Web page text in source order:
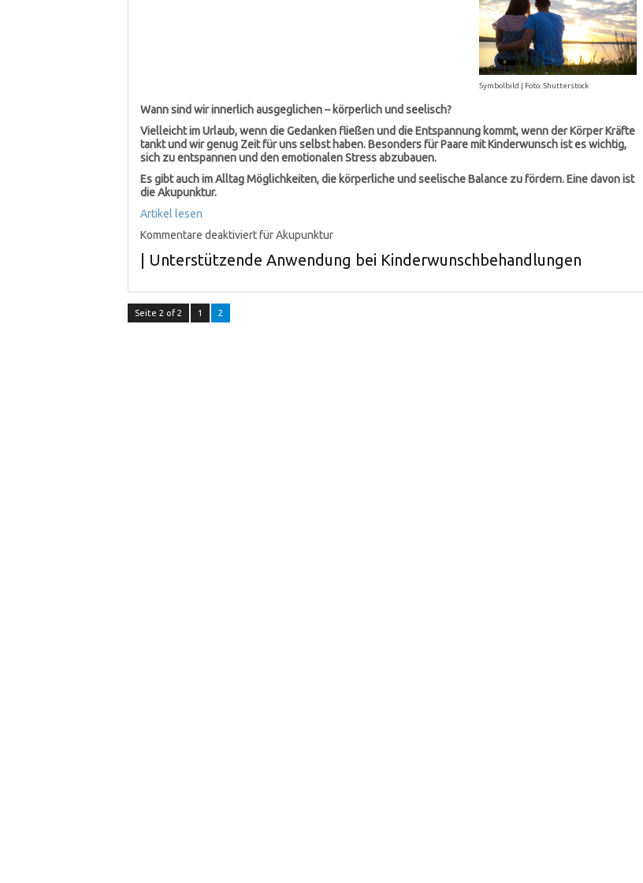
Symbolbild | Foto: Shutterstock
Wann sind wir innerlich ausgeglichen – körperlich und seelisch?
Vielleicht im Urlaub, wenn die Gedanken fließen und die Entspannung kommt, wenn der Körper Kräfte
tankt und wir genug Zeit für uns selbst haben. Besonders für Paare mit Kinderwunsch ist es wichtig,
sich zu entspannen und den emotionalen Stress abzubauen.
Es gibt auch im Alltag Möglichkeiten, die körperliche und seelische Balance zu fördern. Eine davon ist
die Akupunktur.
Artikel lesen
Kommentare deaktiviertfür Akupunktur
| Unterstützende Anwendung bei Kinderwunschbehandlungen
Seite 2 of 2 1 2